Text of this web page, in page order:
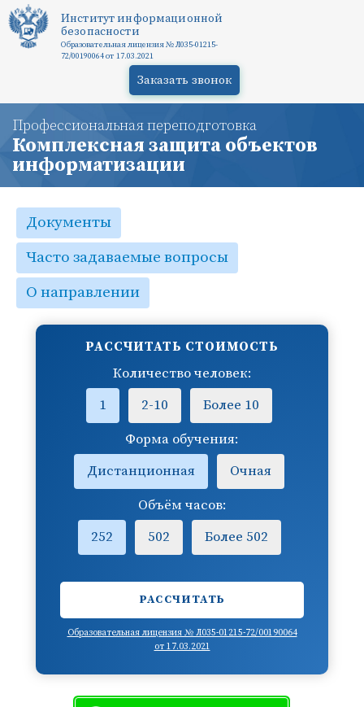
Институт информационной
безопасности
Образовательная лицензия № Л035-01215-
72/00190064 от 17.03.2021
Заказать звонок
Профессиональная переподготовка
Комплексная защита объектов
информатизации
Документы
Часто задаваемые вопросы
О направлении
РАССЧИТАТЬ СТОИМОСТЬ
Количество человек:
1
2-10
Более 10
Форма обучения:
Дистанционная
Очная
Объём часов:
252
502 Более 502
РАССЧИТАТЬ
Образовательная лицензия № Л035-01215-72/00190064
от 17.03.2021